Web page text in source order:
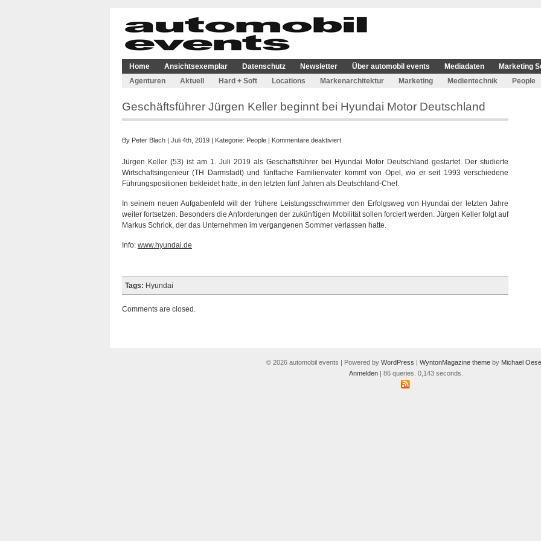
Home Ansichtsexemplar Datenschutz Newsletter Über automobil events Mediadaten
Marketing
Agenturen
Aktuell Hard + Soft Locations Markenarchitektur Marketing Medientechnik People
Geschäftsführer Jürgen Keller beginnt bei Hyundai Motor Deutschland
By Peter Blach | Juli 4th, 2019 | Kategorie: People | Kommentare deaktiviertfür
Jürgen
Keller
beginnt
Hyundai
Motor
Deutschland
Jürgen Keller (53) ist am 1. Juli 2019 als Geschäftsführer bei Hyundai Motor Deutschland gestartet. Der studierte
Wirtschaftsingenieur (TH Darmstadt) und fünffache Familienvater kommt von Opel, wo er seit 1993 verschiedene
Führungspositionen bekleidet hatte, in den letzten fünf Jahren als Deutschland-Chef.
In seinem neuen Aufgabenfeld will der frühere Leistungsschwimmer den Erfolgsweg von Hyundai der letzten Jahre
weiter fortsetzen. Besonders die Anforderungen der zukünftigen Mobilität sollen forciert werden. Jürgen Keller folgt auf
Markus Schrick, der das Unternehmen im vergangenen Sommer verlassen hatte.
Info: www.hyundai.de
Tags: Hyundai
Comments are closed.
© 2026 automobil events | Powered by WordPress | WyntonMagazine theme by Michael
Anmelden| 86 queries. 0,143 seconds.